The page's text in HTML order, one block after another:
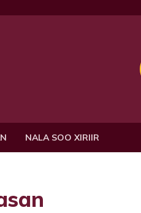
NALA SOO XIRIIR